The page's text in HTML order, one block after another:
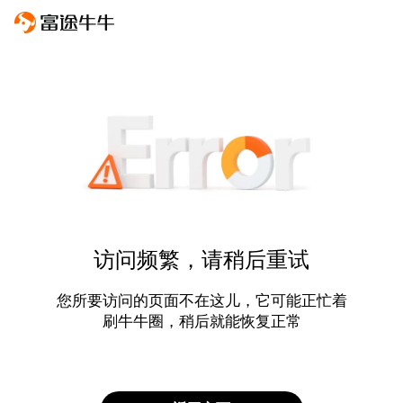
访问频繁，请稍后重试
您所要访问的页面不在这儿，它可能正忙着
刷牛牛圈，稍后就能恢复正常